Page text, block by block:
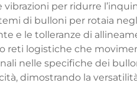
per ridurre
di bulloni per rotaia
e le tolleranze di
reti logistiche che
nelle specifiche dei
dimostrando la